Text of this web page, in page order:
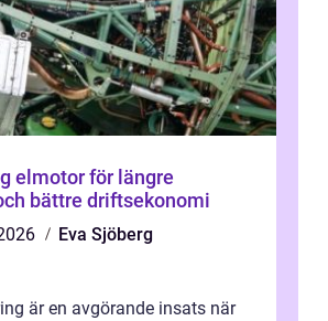
elmotor för längre
bättre driftsekonomi
Eva Sjöberg
är en avgörande insats när